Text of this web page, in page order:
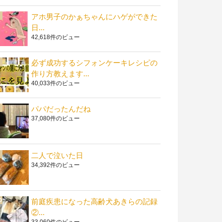
アホ男子のかぁちゃんにハゲができた
日...
42,618件のビュー
必ず成功するシフォンケーキレシピの
作り方教えます...
40,033件のビュー
パパだったんだね
37,080件のビュー
二人で泣いた日
34,392件のビュー
前庭疾患になった高齢犬あきらの記録
②...